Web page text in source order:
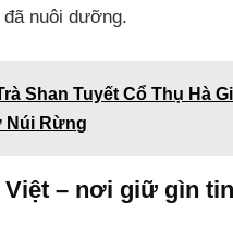
nuôi dưỡng.
Shan Tuyết Cổ Thụ Hà
Núi Rừng
– nơi giữ gìn